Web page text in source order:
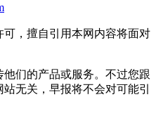
，擅自引用本网内容将面对
们的产品或服务。不过您跟
无关，早报将不会对可能引